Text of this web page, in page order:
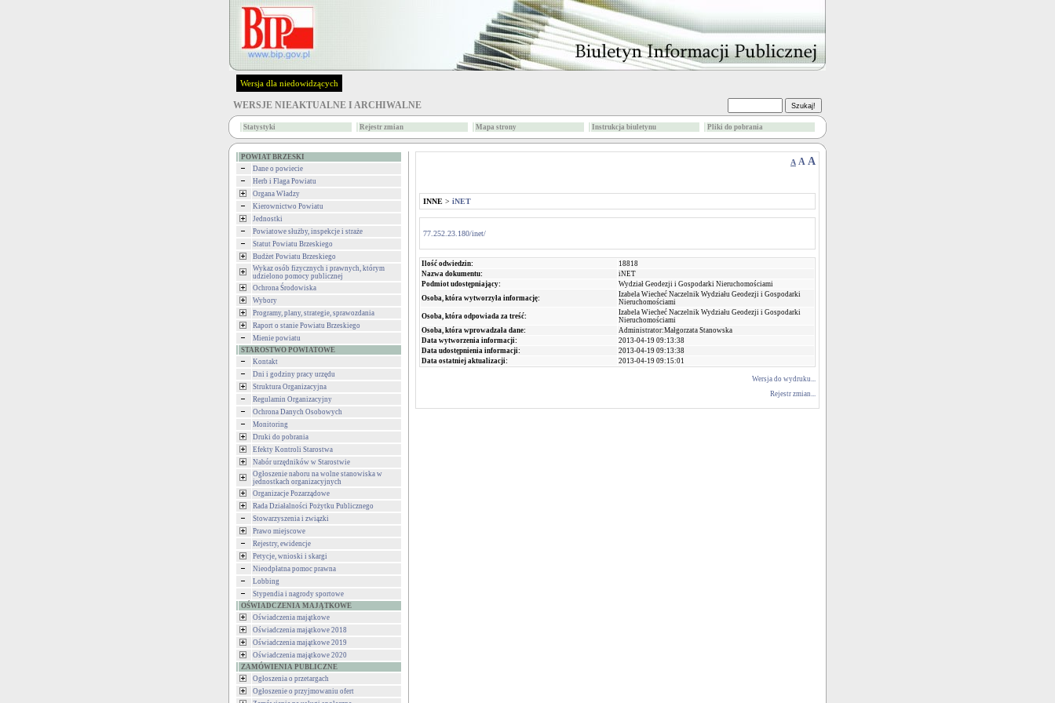
Wersja dla niedowidzących
WERSJE NIEAKTUALNE I ARCHIWALNE
Statystyki Rejestr zmian Mapa strony Instrukcja biuletynu Pliki do pobrania
POWIAT BRZESKI
Dane o powiecie
Herb i Flaga Powiatu
Organa Władzy
Kierownictwo Powiatu
Jednostki
Powiatowe służby, inspekcje i straże
Statut Powiatu Brzeskiego
Budżet Powiatu Brzeskiego
Wykaz osób fizycznych i prawnych, którym
udzielono pomocy publicznej
Ochrona Środowiska
Wybory
Programy, plany, strategie, sprawozdania
Raport o stanie Powiatu Brzeskiego
Mienie powiatu
STAROSTWO POWIATOWE
Kontakt
Dni i godziny pracy urzędu
Struktura Organizacyjna
Regulamin Organizacyjny
Ochrona Danych Osobowych
Monitoring
Druki do pobrania
Efekty Kontroli Starostwa
Nabór urzędników w Starostwie
Ogłoszenie naboru na wolne stanowiska w
jednostkach organizacyjnych
Organizacje Pozarządowe
Rada Działalności Pożytku Publicznego
Stowarzyszenia i związki
Prawo miejscowe
Rejestry, ewidencje
Petycje, wnioski i skargi
Nieodpłatna pomoc prawna
Lobbing
Stypendia i nagrody sportowe
OŚWIADCZENIA MAJĄTKOWE
Oświadczenia majątkowe
Oświadczenia majątkowe 2018
Oświadczenia majątkowe 2019
Oświadczenia majątkowe 2020
ZAMÓWIENIA PUBLICZNE
Ogłoszenia o przetargach
Ogłoszenie o przyjmowaniu ofert
A A A
INNE > iNET
77.252.23.180/inet/
Ilość odwiedzin:
18818
Nazwa dokumentu:
iNET
Podmiot udostępniający:
Wydział Geodezji i Gospodarki Nieruchomościami
Osoba, która wytworzyła informację:
Izabela Wiecheć Naczelnik Wydziału Geodezji i Gospodarki
Nieruchomościami
Osoba, która odpowiada za treść:
Izabela Wiecheć Naczelnik Wydziału Geodezji i Gospodarki
Nieruchomościami
Osoba, która wprowadzała dane:
Administrator:Małgorzata Stanowska
Data wytworzenia informacji:
2013-04-19 09:13:38
Data udostępnienia informacji:
2013-04-19 09:13:38
Data ostatniej aktualizacji:
2013-04-19 09:15:01
Wersja do wydruku...
Rejestr zmian...